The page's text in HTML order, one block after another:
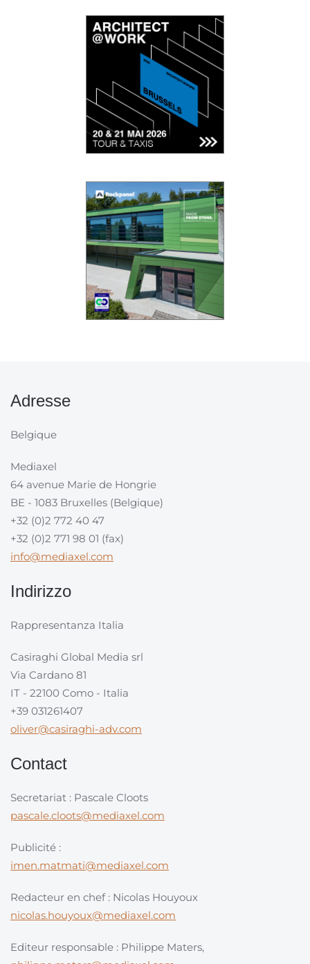
Adresse
Belgique
Mediaxel
64 avenue Marie de Hongrie
BE - 1083 Bruxelles (Belgique)
+32 (0)2 772 40 47
+32 (0)2 771 98 01 (fax)
info@mediaxel.com
Indirizzo
Rappresentanza Italia
Casiraghi Global Media srl
Via Cardano 81
IT - 22100 Como - Italia
+39 031261407
oliver@casiraghi-adv.com
Contact
Secretariat : Pascale Cloots
pascale.cloots@mediaxel.com
Publicité :
imen.matmati@mediaxel.com
Redacteur en chef : Nicolas Houyoux
nicolas.houyoux@mediaxel.com
Editeur responsable : Philippe Maters,